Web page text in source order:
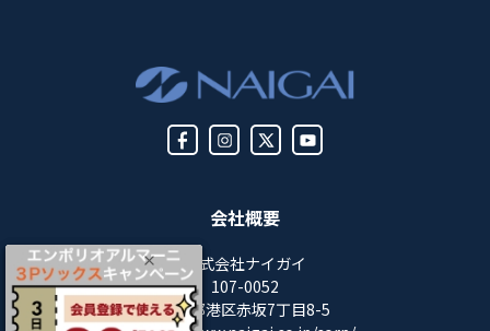
会社概要
株式会社ナイガイ
107-0052
東京都港区赤坂7丁目8-5